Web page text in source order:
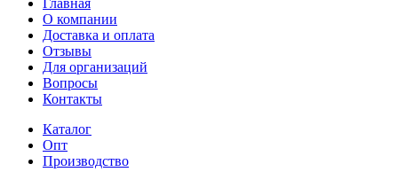
Главная
О компании
Доставка и оплата
Отзывы
Для организаций
Вопросы
Контакты
Каталог
Опт
Производство